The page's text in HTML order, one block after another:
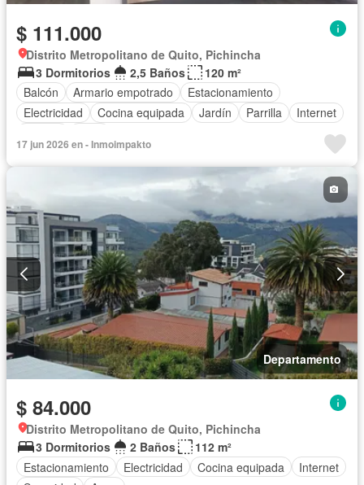
$ 111.000
Distrito Metropolitano de Quito, Pichincha
3 Dormitorios
2,5 Baños
120 m²
Balcón
Armario empotrado
Estacionamiento
Electricidad
Cocina equipada Jardín Parrilla
Internet
17 jun 2026 en - Inmoimpakto
Departamento
$ 84.000
Distrito Metropolitano de Quito, Pichincha
3 Dormitorios
2 Baños
112 m²
Estacionamiento
Electricidad Cocina equipada
Internet